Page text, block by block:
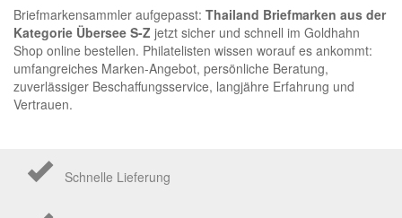
Briefmarkensammler aufgepasst: Thailand Briefmarken aus der
Kategorie Übersee S-Z jetzt sicher und schnell im Goldhahn
Shop online bestellen. Philatelisten wissen worauf es ankommt:
umfangreiches Marken-Angebot, persönliche Beratung,
zuverlässiger Beschaffungsservice, langjähre Erfahrung und
Vertrauen.
Schnelle Lieferung